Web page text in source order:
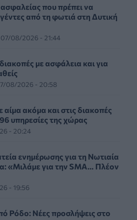
που πρέπει να
από τη φωτιά στη Δυτική
07/08/2026 - 21:44
με ασφάλεια και για
08/2026 - 20:58
ακόμα και στις διακοπές
υπηρεσίες της χώρας
- 20:24
ενημέρωσης για τη Νωτιαία
«Μιλάμε για την SMA… Πλέον
- 19:56
Ρόδο: Νέες προσλήψεις στο